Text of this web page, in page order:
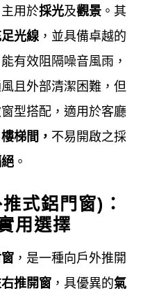
欄杆、鐵樓梯、
、雨庇、採光車
型鋼鐵架、鋼構工
亭、守衛亭、警
流程
鋁門窗服務流程通常
計規劃、報價簽約、
用於採光及觀景 。其
光線 ，並具備卓越的
能有效阻隔噪音風雨，
且外部清潔困難，但
型搭配，適用於客廳
梯間， 不易開啟之採
。
式鋁門窗)：
用選擇
，是一種向戶外推開
推開窗 ，具優異的氣